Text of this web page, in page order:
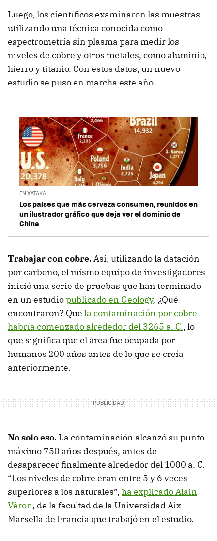
Luego, los científicos examinaron las muestras
utilizando una técnica conocida como
espectrometría sin plasma para medir los
niveles de cobre y otros metales, como aluminio,
hierro y titanio. Con estos datos, un nuevo
estudio se puso en marcha este año.
EN XATAKA
Los países que más cerveza consumen, reunidos en
un ilustrador gráfico que deja ver el dominio de
China
Trabajar con cobre.Así, utilizando la datación
por carbono, el mismo equipo de investigadores
inició una serie de pruebas que han terminado
en un estudiopublicado en Geology. ¿Qué
encontraron? Que la contaminación por cobre
habría comenzado alrededor del 3265 a. C., lo
que significa que el área fue ocupada por
humanos 200 años antes de lo que se creía
anteriormente.
No solo eso. La contaminación alcanzó su punto
máximo 750 años después, antes de
desaparecer finalmente alrededor del 1000 a. C.
“Los niveles de cobre eran entre 5 y 6 veces
superiores a los naturales”, ha explicado Alain
Véron, de la facultad de la Universidad Aix-
Marsella de Francia que trabajó en el estudio.